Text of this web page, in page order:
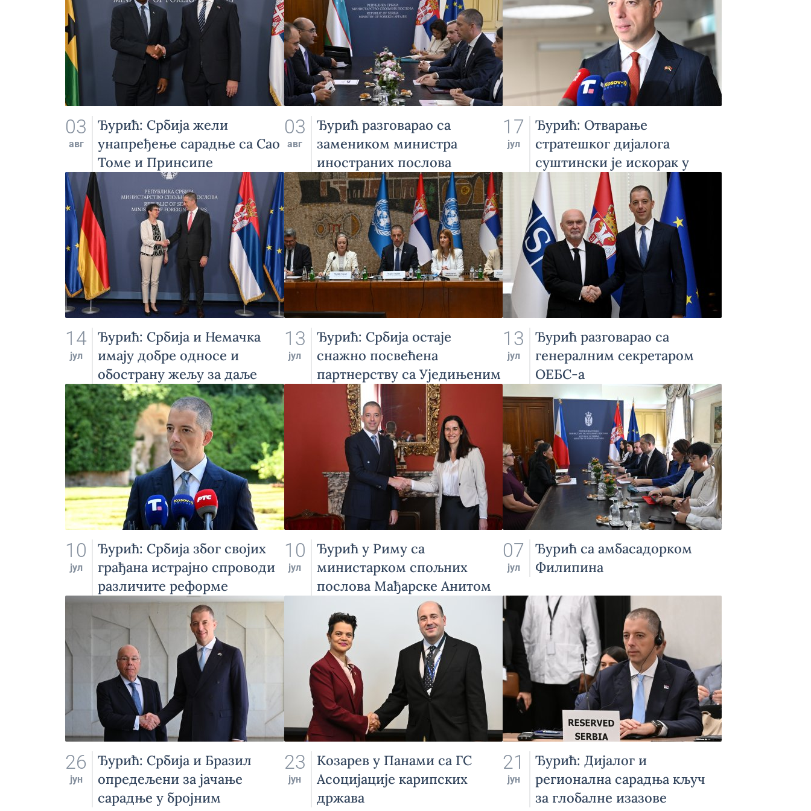
03
авг
Ђурић: Србија жели
унапређење сарадње са Сао
Томе и Принсипе
03
авг
Ђурић разговарао са
замеником министра
иностраних послова
Узбекистана о даљем
унапређењу билатералних
односа
17
јул
Ђурић: Отварање
стратешког дијалога
суштински је искорак у
односима Србије и САД
14
јул
Ђурић: Србија и Немачка
имају добре односе и
обострану жељу за даље
унапређење сарадње
13
јул
Ђурић: Србија остаје
снажно посвећена
партнерству са Уједињеним
нацијама
13
јул
Ђурић разговарао са
генералним секретаром
ОЕБС-а
10
јул
Ђурић: Србија због својих
грађана истрајно спроводи
различите реформе
10
јул
Ђурић у Риму са
министарком спољних
послова Мађарске Анитом
07
јул
Ђурић са амбасадорком
Филипина
26
јун
Ђурић: Србија и Бразил
опредељени за јачање
сарадње у бројним
23
јун
Козарев у Панами са ГС
Асоцијације карипских
држава
21
јун
Ђурић: Дијалог и
регионална сарадња кључ
за глобалне изазове